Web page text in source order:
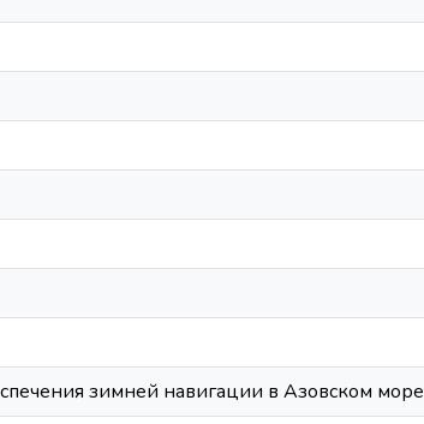
зимней навигации в Азовском море